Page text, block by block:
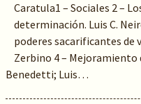
Caratula1 – Sociales 2 –
determinación. Luis C.
poderes sacarificantes de
Zerbino 4 – Mejoramiento
Benedetti; Luis…